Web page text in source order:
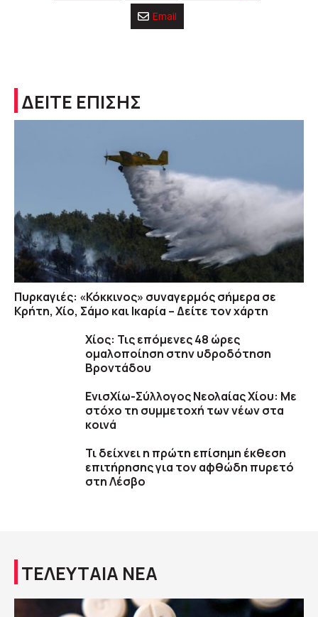
Email
ΔΕΙΤΕ ΕΠΙΣΗΣ
Πυρκαγιές: «Κόκκινος» συναγερμός σήμερα σε
Κρήτη, Χίο, Σάμο και Ικαρία – Δείτε τον χάρτη
Χίος: Τις επόμενες 48 ώρες
ομαλοποίηση στην υδροδότηση
Βροντάδου
ΕνισΧίω-Σύλλογος Νεολαίας Χίου: Με
στόχο τη συμμετοχή των νέων στα
κοινά
Τι δείχνει η πρώτη επίσημη έκθεση
επιτήρησης για τον αφθώδη πυρετό
στη Λέσβο
ΤΕΛΕΥΤΑΙΑ ΝΕΑ